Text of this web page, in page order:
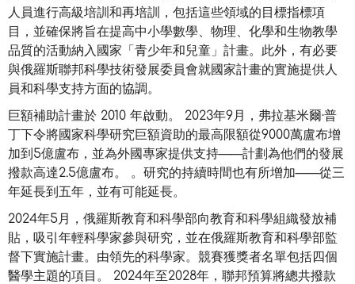
人員進行高級培訓和再培訓，包括這些領域的目標指標項
目，並確保將旨在提高中小學數學、物理、化學和生物教學
品質的活動納入國家「青少年和兒童」計畫。此外，有必要
與俄羅斯聯邦科學技術發展委員會就國家計畫的實施提供人
員和科學支持方面的協調。
巨額補助計畫於 2010 年啟動。 2023年9月，弗拉基米爾·普
丁下令將國家科學研究巨額資助的最高限額從9000萬盧布增
加到5億盧布，並為外國專家提供支持——計劃為他們的發展
撥款高達2.5億盧布。 。研究的持續時間也有所增加——從三
年延長到五年，並有可能延長。
2024年5月，俄羅斯教育和科學部向教育和科學組織發放補
貼，吸引年輕科學家參與研究，並在俄羅斯教育和科學部監
督下實施計畫。由領先的科學家。競賽獲獎者名單包括四個
醫學主題的項目。 2024年至2028年，聯邦預算將總共撥款